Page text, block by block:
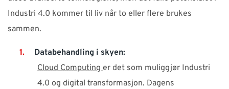
Industri 4.0 kommer til liv når to eller flere brukes
sammen.
Databehandling i skyen:
Cloud Computinger det som muliggjør Industri
4.0 og digital transformasjon. Dagens